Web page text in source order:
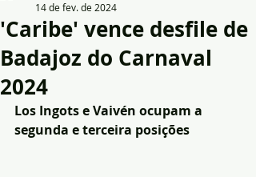
'Caribe' vence desfile de
Badajoz do Carnaval
2024
14 de fev. de 2024
Los Ingots e Vaivén ocupam a
segunda e terceira posições